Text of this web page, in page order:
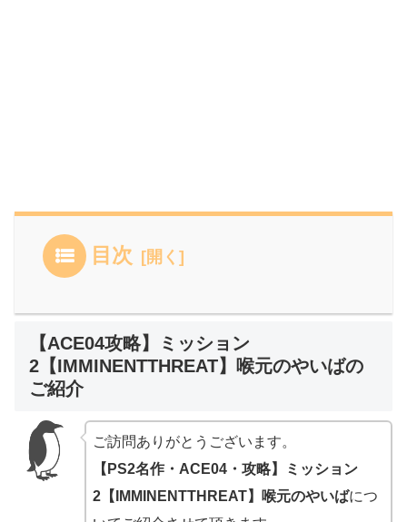
目次
【ACE04攻略】ミッション
2【IMMINENTTHREAT】喉元のやいばの
ご紹介
ご訪問ありがとうございます。
【PS2名作・ACE04・攻略】ミッション
2【IMMINENTTHREAT】喉元のやいばにつ